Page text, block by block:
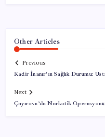
Other Articles
Previous
Kadir İnanır’ın Sağlık Durumu:
Next
Çayırova’da Narkotik